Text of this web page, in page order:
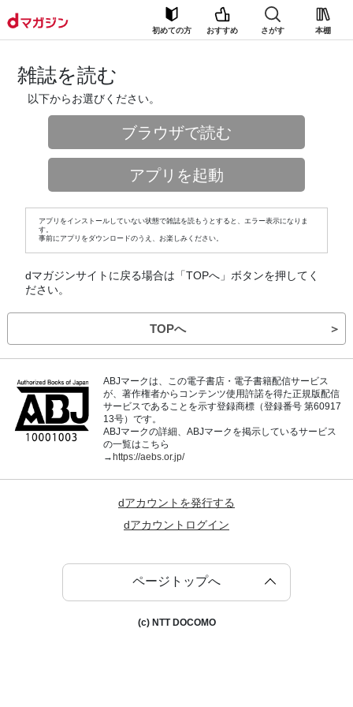
初めての方 おすすめ さがす 本棚
雑誌を読む
以下からお選びください。
ブラウザで読む
アプリを起動
アプリをインストールしていない状態で雑誌を読もうとすると、エラー表示になりま
す。
事前にアプリをダウンロードのうえ、お楽しみください。
dマガジンサイトに戻る場合は「TOPへ」ボタンを押してく
ださい。
TOPへ ＞
ABJマークは、この電子書店・電子書籍配信サービス
が、著作権者からコンテンツ使用許諾を得た正規版配信
サービスであることを示す登録商標（登録番号 第60917
13号）です。
ABJマークの詳細、ABJマークを掲示しているサービス
の一覧はこちら
→https://aebs.or.jp/
dアカウントを発行する
dアカウントログイン
ページトップへ
(c) NTT DOCOMO